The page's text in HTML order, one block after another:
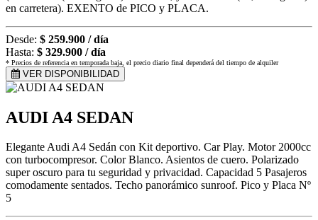
en carretera). EXENTO de PICO y PLACA.
Desde: $ 259.900 / día
Hasta: $ 329.900 / día
* Precios de referencia en temporada baja, el precio diario final dependerá del tiempo de alquiler
VER DISPONIBILIDAD
AUDI A4 SEDAN
Elegante Audi A4 Sedán con Kit deportivo. Car Play. Motor 2000cc
con turbocompresor. Color Blanco. Asientos de cuero. Polarizado
super oscuro para tu seguridad y privacidad. Capacidad 5 Pasajeros
comodamente sentados. Techo panorámico sunroof. Pico y Placa Nº
5